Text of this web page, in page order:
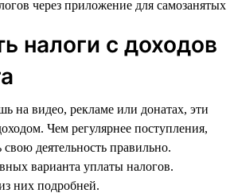
налоги с доходов
на видео, рекламе или донатах, эти
Чем регулярнее поступления,
деятельность правильно.
варианта уплаты налогов.
них подробней.